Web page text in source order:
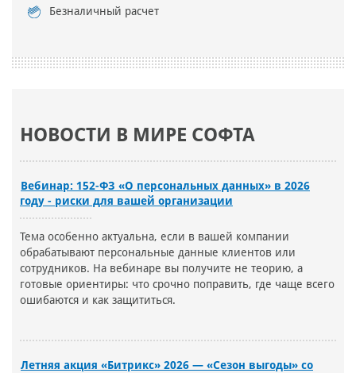
Безналичный расчет
НОВОСТИ В МИРЕ СОФТА
Вебинар: 152-ФЗ «О персональных данных» в 2026
году - риски для вашей организации
Тема особенно актуальна, если в вашей компании
обрабатывают персональные данные клиентов или
сотрудников. На вебинаре вы получите не теорию, а
готовые ориентиры: что срочно поправить, где чаще всего
ошибаются и как защититься.
Летняя акция «Битрикс» 2026 — «Сезон выгоды» со